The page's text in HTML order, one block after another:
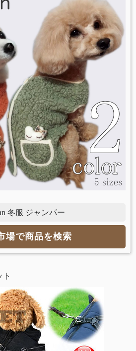
冬服 ジャンパー
場で商品を検索